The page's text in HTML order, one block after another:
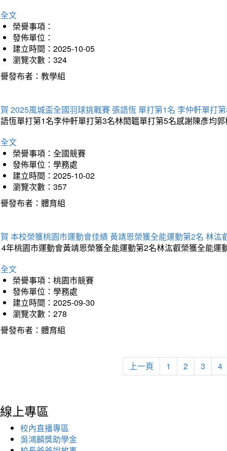
文
榮譽事項：
發佈單位：
建立時間：2025-10-05
瀏覽次數：324
發布者：教學組
2025風城盃全國羽球挑戰賽 張語恆 單打第1名 李仲軒單打
恆單打第1名李仲軒單打第3名林閎韞單打第5名感謝陳彥均
文
榮譽事項：全國競賽
發佈單位：學務處
建立時間：2025-10-02
瀏覽次數：357
發布者：體育組
本校榮獲桃園市運動會佳績 黃靖恩榮獲全能運動第2名 林汯
年桃園市運動會黃靖恩榮獲全能運動第2名林汯叡榮獲全能運
文
榮譽事項：桃園市競賽
發佈單位：學務處
建立時間：2025-09-30
瀏覽次數：278
發布者：體育組
上一頁 1 2 3 4
線上專區
校內直播專區
吳鴻麟獎助學金